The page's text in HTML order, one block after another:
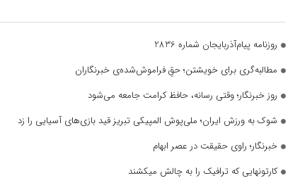
روزنامه پیام‌آذربایجان شماره 2836
مطالبه‌گری برای خویشتن؛ حقِ فراموش‌شده‌ی خبرنگاران
روز خبرنگار؛ وقتی رسانه، حافظ کرامت جامعه می‌شود
شوک به ورزش ایران؛ ملی‌پوش المپیکی تبریز قید بازی‌های آسیایی را زد
خبرنگار؛ راوی حقیقت در عصر ابهام
کارتونهایی که ترافیک را به چالش میکشند